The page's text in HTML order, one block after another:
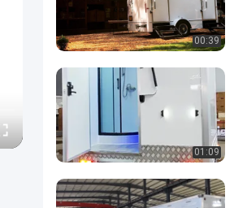
00:39
01:09